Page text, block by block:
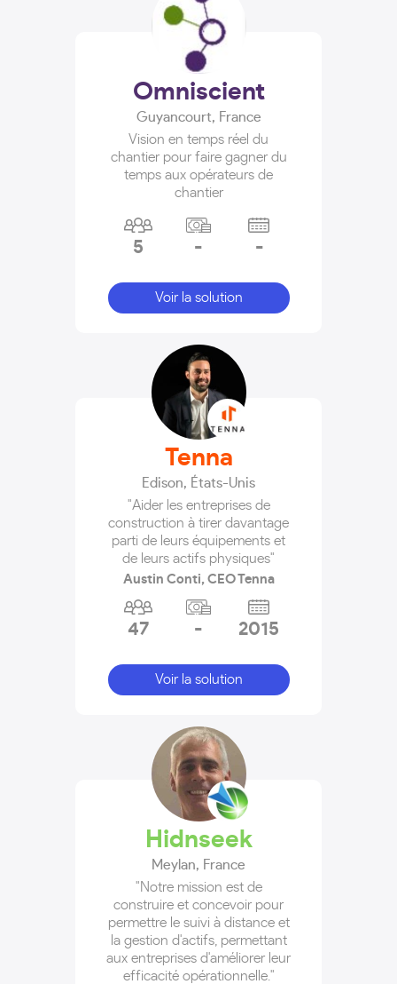
Omniscient
Guyancourt, France
Vision en temps réel du
chantier pour faire gagner du
temps aux opérateurs de
chantier
5 - -
Voir la solution
Tenna
Edison, États-Unis
"Aider les entreprises de
construction à tirer davantage
parti de leurs équipements et
de leurs actifs physiques"
Austin Conti, CEO Tenna
47 - 2015
Voir la solution
Hidnseek
Meylan, France
"Notre mission est de
construire et concevoir pour
permettre le suivi à distance et
la gestion d'actifs, permettant
aux entreprises d'améliorer leur
efficacité opérationnelle."